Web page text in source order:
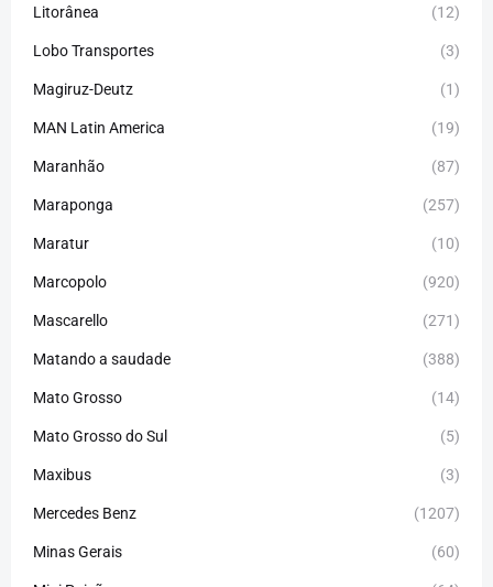
Litorânea (12)
Lobo Transportes (3)
Magiruz-Deutz (1)
MAN Latin America (19)
Maranhão (87)
Maraponga (257)
Maratur (10)
Marcopolo (920)
Mascarello (271)
Matando a saudade (388)
Mato Grosso (14)
Mato Grosso do Sul (5)
Maxibus (3)
Mercedes Benz (1207)
Minas Gerais (60)